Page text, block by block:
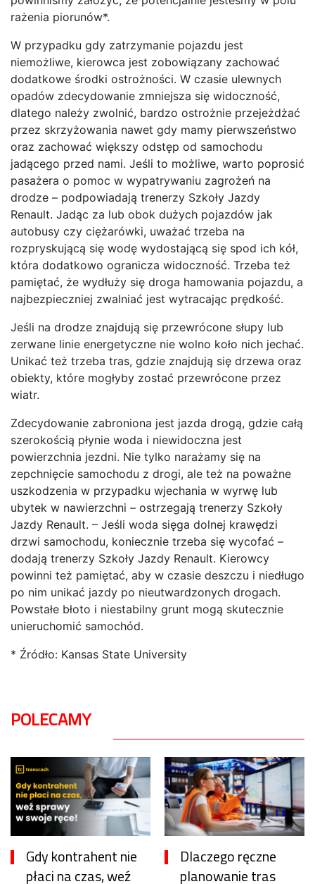
rażenia piorunów*.
W przypadku gdy zatrzymanie pojazdu jest
niemożliwe, kierowca jest zobowiązany zachować
dodatkowe środki ostrożności. W czasie ulewnych
opadów zdecydowanie zmniejsza się widoczność,
dlatego należy zwolnić, bardzo ostrożnie przejeżdżać
przez skrzyżowania nawet gdy mamy pierwszeństwo
oraz zachować większy odstęp od samochodu
jadącego przed nami. Jeśli to możliwe, warto poprosić
pasażera o pomoc w wypatrywaniu zagrożeń na
drodze – podpowiadają trenerzy Szkoły Jazdy
Renault. Jadąc za lub obok dużych pojazdów jak
autobusy czy ciężarówki, uważać trzeba na
rozpryskującą się wodę wydostającą się spod ich kół,
która dodatkowo ogranicza widoczność. Trzeba też
pamiętać, że wydłuży się droga hamowania pojazdu, a
najbezpieczniej zwalniać jest wytracając prędkość.
Jeśli na drodze znajdują się przewrócone słupy lub
zerwane linie energetyczne nie wolno koło nich jechać.
Unikać też trzeba tras, gdzie znajdują się drzewa oraz
obiekty, które mogłyby zostać przewrócone przez
wiatr.
Zdecydowanie zabroniona jest jazda drogą, gdzie całą
szerokością płynie woda i niewidoczna jest
powierzchnia jezdni. Nie tylko narażamy się na
zepchnięcie samochodu z drogi, ale też na poważne
uszkodzenia w przypadku wjechania w wyrwę lub
ubytek w nawierzchni – ostrzegają trenerzy Szkoły
Jazdy Renault. – Jeśli woda sięga dolnej krawędzi
drzwi samochodu, koniecznie trzeba się wycofać –
dodają trenerzy Szkoły Jazdy Renault. Kierowcy
powinni też pamiętać, aby w czasie deszczu i niedługo
po nim unikać jazdy po nieutwardzonych drogach.
Powstałe błoto i niestabilny grunt mogą skutecznie
unieruchomić samochód.
* Źródło: Kansas State University
POLECAMY
Gdy kontrahent nie
płaci na czas, weź
Dlaczego ręczne
planowanie tras